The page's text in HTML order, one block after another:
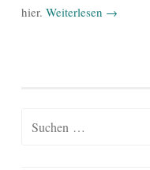
hier. Weiterlesen →
Suchen